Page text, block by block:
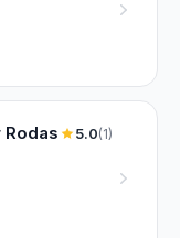
Rodas 5.0(1)